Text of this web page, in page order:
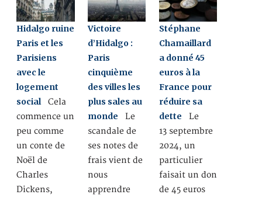
Hidalgo ruine
Paris et les
Parisiens
avec le
logement
socialCela
commence un
peu comme
un conte de
Noël de
Charles
Dickens,
Victoire
d’Hidalgo :
Paris
cinquième
des villes les
plus sales au
monde Le
scandale de
ses notes de
frais vient de
nous
apprendre
Stéphane
Chamaillard
a donné 45
euros à la
France pour
réduire sa
dette Le
13 septembre
2024, un
particulier
faisait un don
de 45 euros